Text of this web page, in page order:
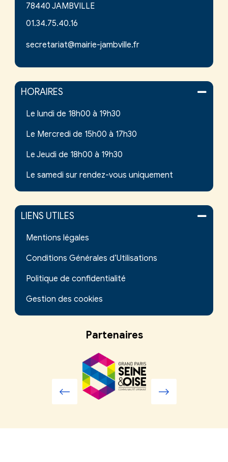
78440 JAMBVILLE
01.34.75.40.16
secretariat@mairie-jambville.fr
HORAIRES
Le lundi de 18h00 à 19h30
Le Mercredi de 15h00 à 17h30
Le Jeudi de 18h00 à 19h30
Le samedi sur rendez-vous uniquement
LIENS UTILES
Mentions légales
Conditions Générales d’Utilisations
Politique de confidentialité
Gestion des cookies
Partenaires